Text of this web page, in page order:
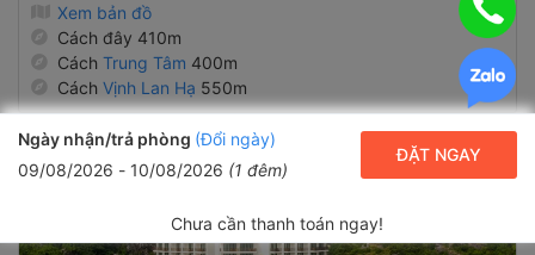
Ngày nhận/trả phòng (Đổi ngày)
09/08/2026 - 10/08/2026 (1 đêm)
ĐẶT NGAY
Chưa cần thanh toán ngay!
Xem bản đồ
Cách đây 410m
Cách Trung Tâm 400m
Cách Vịnh Lan Hạ 550m